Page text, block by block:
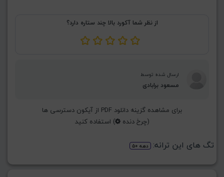
از نظر شما آکورد بالا چند ستاره دارد؟
ارسال شده توسط
مسعود برابادی
برای مشاهده گزینه دانلود PDF از آیکون دسترسی ها
(چرخ دنده ) استفاده کنید
تگ های این ترانه: دهه ۵۰